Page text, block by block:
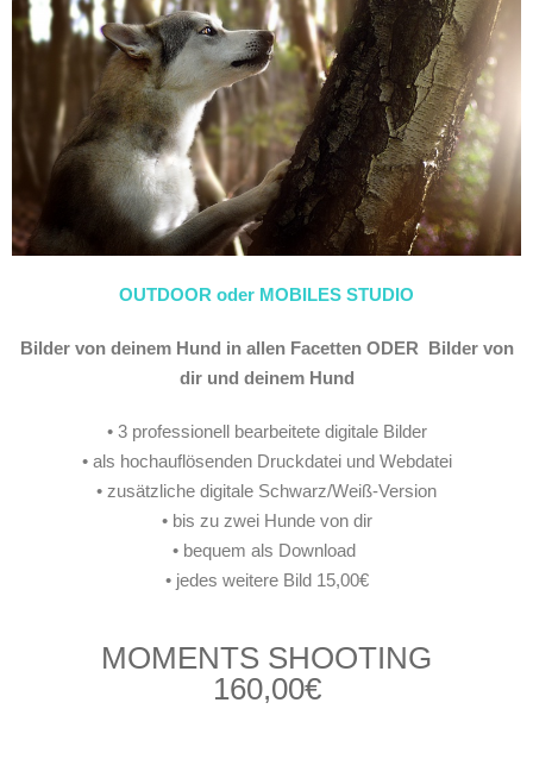
OUTDOOR oder MOBILES STUDIO
Bilder von deinemHund in allen Facetten ODER Bilder von
dir und deinem Hund
• 3 professionell bearbeitete digitale Bilder
• als hochauflösenden Druckdatei und Webdatei
• zusätzliche digitale Schwarz/Weiß-Version
• bis zu zwei Hunde von dir
• bequem als Download
• jedes weitere Bild 15,00€
MOMENTS SHOOTING
160,00€